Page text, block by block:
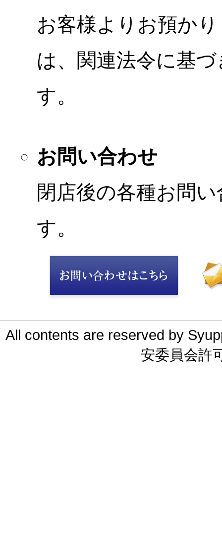
お客様よりお預か
は、関連法令に基
す。
お問い合わせ
閉店後の各種お問
す。
All contents are reserved by
安委員会許